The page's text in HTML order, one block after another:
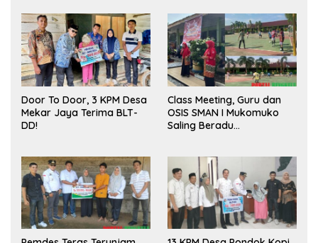
Door To Door, 3 KPM Desa
Mekar Jaya Terima BLT-
DD!
Class Meeting, Guru dan
OSIS SMAN I Mukomuko
Saling Beradu